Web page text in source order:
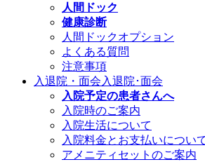
人間ドック
健康診断
人間ドックオプション
よくある質問
注意事項
入退院・面会 入退院･面会
入院予定の患者さんへ
入院時のご案内
入院生活について
入院料金とお支払いについ
アメニティセットのご案内